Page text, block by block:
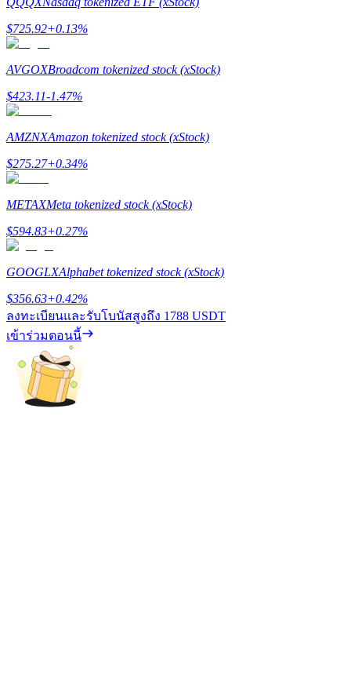
Exclusive for BitMart Users
Register & Trade to Win 500,000 USDT
Precious Metals Trading Carnival
Trade Gold & Silver · 33,333 USDT Bonus
USDT New User Exclusive 10% APR
USDT Flexible Staking | Daily Rewards
BTC New User Exclusive: 6.5% APR
BTC Flexible Staking | Daily Rewards
$725.92+0.13%
AVGOXBroadcom tokenized stock (xStock)
$423.11-1.47%
AMZNXAmazon tokenized stock (xStock)
$275.27+0.34%
METAXMeta tokenized stock (xStock)
$594.83+0.27%
GOOGLXAlphabet tokenized stock (xStock)
$356.63+0.42%
ลงทะเบียนและรับโบนัสสูงถึง 1788 USDT
เข้าร่วมตอนนี้